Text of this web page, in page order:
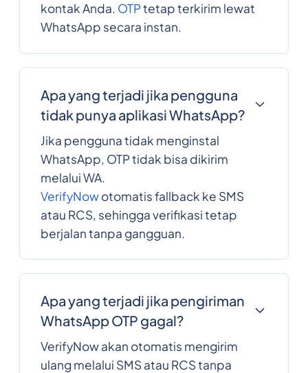
kontak Anda. OTPtetap terkirim lewat
WhatsApp secara instan.
Apa yang terjadi jika pengguna
tidak punya aplikasi WhatsApp?
Jika pengguna tidak menginstal
WhatsApp, OTP tidak bisa dikirim
melalui WA.
VerifyNowotomatis fallback ke SMS
atau RCS, sehingga verifikasi tetap
berjalan tanpa gangguan.
Apa yang terjadi jika pengiriman
WhatsApp OTP gagal?
VerifyNow akan otomatis mengirim
ulang melalui SMS atau RCS tanpa